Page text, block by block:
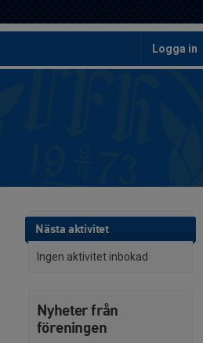
Logga in
Nästa aktivitet
Ingen aktivitet inbokad
Nyheter från
föreningen